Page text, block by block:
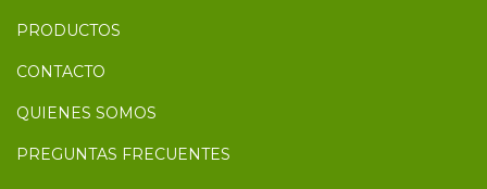
PRODUCTOS
CONTACTO
QUIENES SOMOS
PREGUNTAS FRECUENTES